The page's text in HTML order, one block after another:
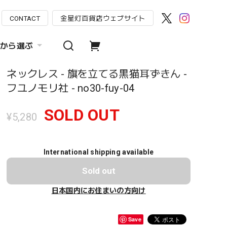
CONTACT 金星灯百貨店ウェブサイト
ら選ぶ
ネックレス - 旗を立てる黒猫耳ずきん -
フユノモリ社 - no30-fuy-04
¥5,280 SOLD OUT
International shipping available
Sold out
日本国内にお住まいの方向け
Save